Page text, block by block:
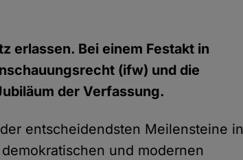
erlassen. Bei einem Festakt in
(ifw) und die
der Verfassung.
entscheidendsten Meilensteine in
und modernen